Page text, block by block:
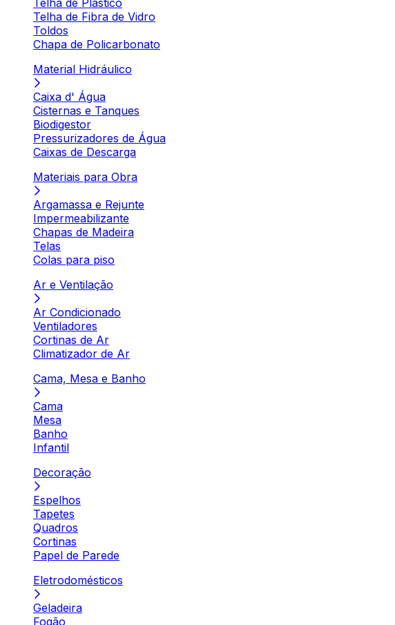
Telha de Plástico
Telha de Fibra de Vidro
Toldos
Chapa de Policarbonato
Material Hidráulico
Caixa d' Água
Cisternas e Tanques
Biodigestor
Pressurizadores de Água
Caixas de Descarga
Materiais para Obra
Argamassa e Rejunte
Impermeabilizante
Chapas de Madeira
Telas
Colas para piso
Ar e Ventilação
Ar Condicionado
Ventiladores
Cortinas de Ar
Climatizador de Ar
Cama, Mesa e Banho
Cama
Mesa
Banho
Infantil
Decoração
Espelhos
Tapetes
Quadros
Cortinas
Papel de Parede
Eletrodomésticos
Geladeira
Fogão